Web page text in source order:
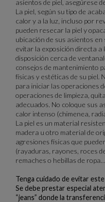
asientos de piel, asegúrese
La piel, según su tipo de
calor y a la luz, incluso por
pueden resecar la piel y
ubicación de sus asientos en
evitar la exposición directa a
disposición cerca de
consejos de mantenimiento
físicas y estéticas de su piel.
para iniciar las operaciones
operaciones de limpieza,
adecuados. No coloque sus
calor intenso (chimenea,
La piel es un material
madera u otro material de
agresiones físicas que
(rayaduras, rayones, roces
remaches o hebillas de
Tenga cuidado de evitar
Se debe prestar especial
“jeans” donde la